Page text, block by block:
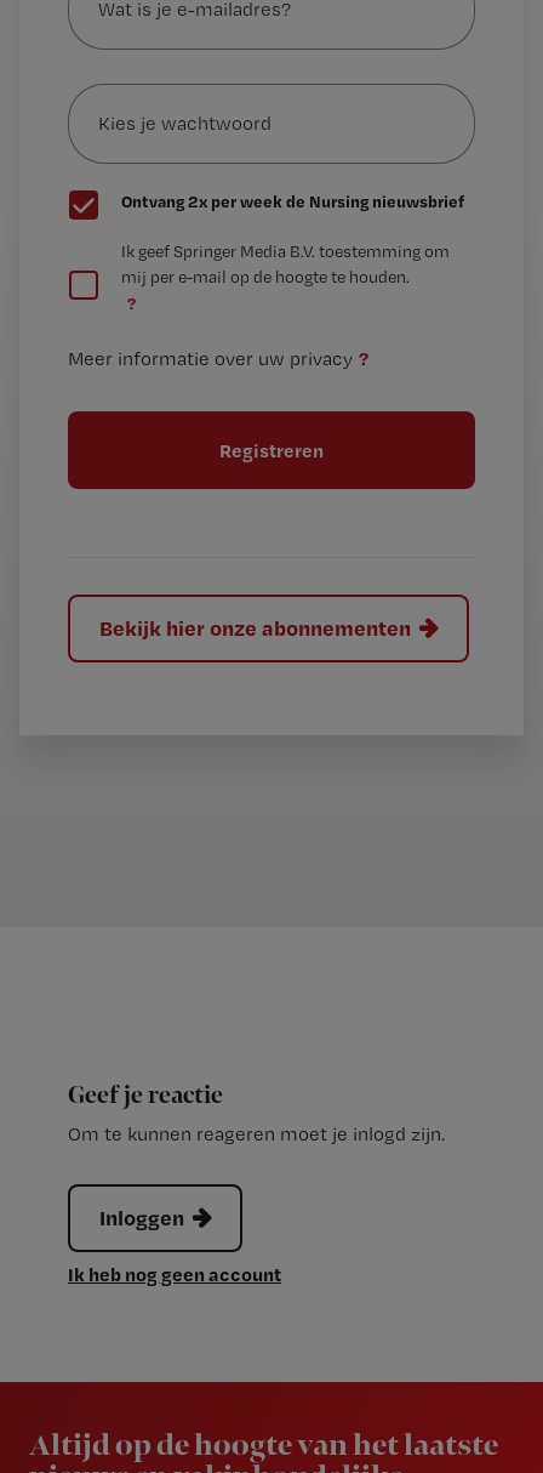
je
mailadres?
Kies
je
wachtwoord
G
e
t
Ontvang 2x per week de Nursing nieuwsbrief
e
t
t
l
Ik geef Springer Media B.V. toestemming om
mij per e-mail op de hoogte te houden.
?
Meer informatie over uw privacy ?
Bekijk hier onze abonnementen
Geef je reactie
Om te kunnen reageren moet je inlogd zijn.
Inloggen
Ik heb nog geen account
Altijd op de hoogte van het laatste